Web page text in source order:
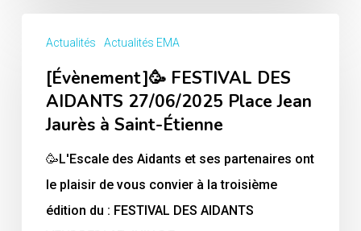
FESTIVAL
AIDANTS
27/06/2025
Place
Jean
Actualités Actualités EMA
[Évènement]🥳 FESTIVAL DES
AIDANTS 27/06/2025 Place Jean
Jaurès à Saint-Étienne
🥳L'Escale des Aidants et ses partenaires ont
le plaisir de vous convier à la troisième
édition du : FESTIVAL DES AIDANTS